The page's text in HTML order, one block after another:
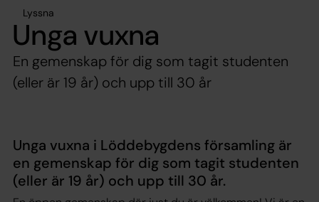
Lyssna
Unga vuxna
En gemenskap för dig som tagit studenten
(eller är 19 år) och upp till 30 år
Unga vuxna i Löddebygdens församling är
en gemenskap för dig som tagit studenten
(eller är 19 år) och upp till 30 år.